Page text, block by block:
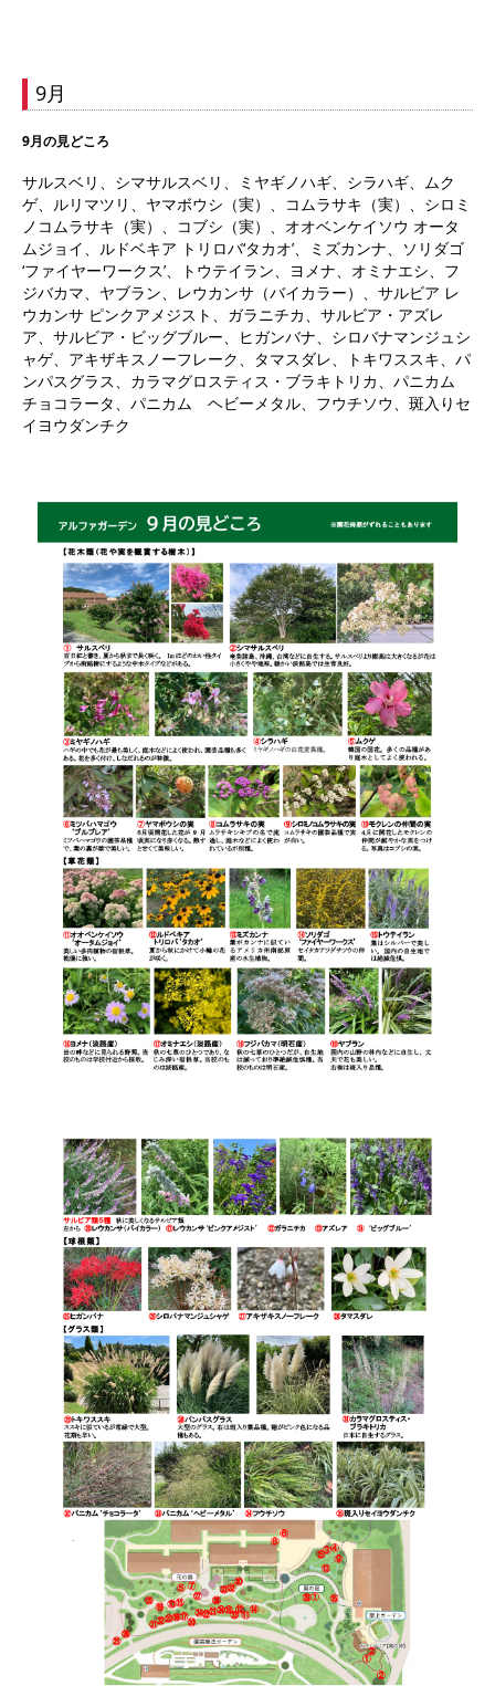
9月
9月の見どころ
サルスベリ、シマサルスベリ、ミヤギノハギ、シラハギ、ムク
ゲ、ルリマツリ、ヤマボウシ（実）、コムラサキ（実）、シロミ
ノコムラサキ（実）、コブシ（実）、オオベンケイソウ オータ
ムジョイ、ルドベキア トリロバ‘タカオ’、ミズカンナ、ソリダゴ
‘ファイヤーワークス’、トウテイラン、ヨメナ、オミナエシ、フ
ジバカマ、ヤブラン、レウカンサ（バイカラー）、サルビア レ
ウカンサ ピンクアメジスト、ガラニチカ、サルビア・アズレ
ア、サルビア・ビッグブルー、ヒガンバナ、シロバナマンジュシ
ャゲ、アキザキスノーフレーク、タマスダレ、トキワススキ、パ
ンパスグラス、カラマグロスティス・ブラキトリカ、パニカム
チョコラータ、パニカム ヘビーメタル、フウチソウ、斑入りセ
イヨウダンチク